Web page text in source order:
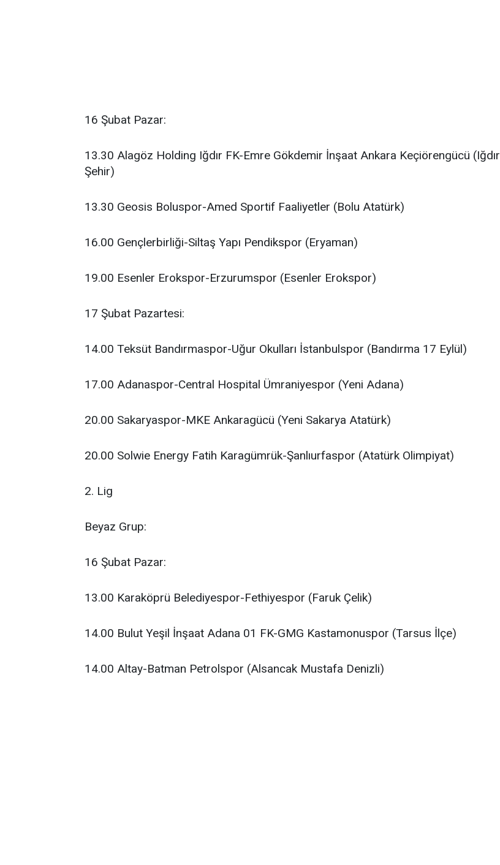
16 Şubat Pazar:
13.30 Alagöz Holding Iğdır FK-Emre Gökdemir İnşaat Ankara Keçiörengücü (Iğdır
Şehir)
13.30 Geosis Boluspor-Amed Sportif Faaliyetler (Bolu Atatürk)
16.00 Gençlerbirliği-Siltaş Yapı Pendikspor (Eryaman)
19.00 Esenler Erokspor-Erzurumspor (Esenler Erokspor)
17 Şubat Pazartesi:
14.00 Teksüt Bandırmaspor-Uğur Okulları İstanbulspor (Bandırma 17 Eylül)
17.00 Adanaspor-Central Hospital Ümraniyespor (Yeni Adana)
20.00 Sakaryaspor-MKE Ankaragücü (Yeni Sakarya Atatürk)
20.00 Solwie Energy Fatih Karagümrük-Şanlıurfaspor (Atatürk Olimpiyat)
2. Lig
Beyaz Grup:
16 Şubat Pazar:
13.00 Karaköprü Belediyespor-Fethiyespor (Faruk Çelik)
14.00 Bulut Yeşil İnşaat Adana 01 FK-GMG Kastamonuspor (Tarsus İlçe)
14.00 Altay-Batman Petrolspor (Alsancak Mustafa Denizli)